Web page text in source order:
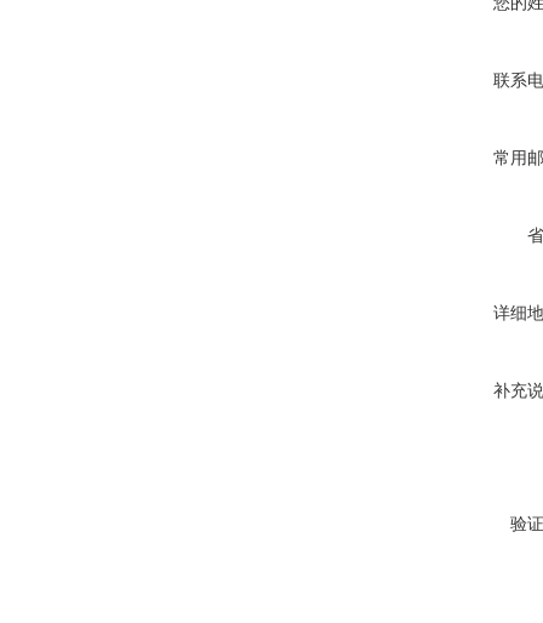
联系
常用
详细
补充
验